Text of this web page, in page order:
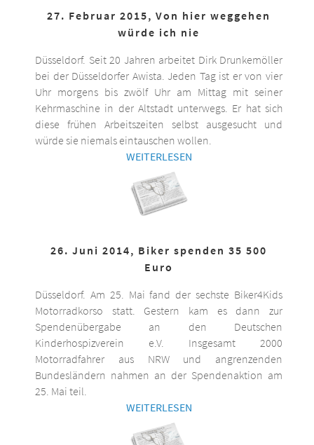
27. Februar 2015, Von hier weggehen
würde ich nie
Düsseldorf. Seit 20 Jahren arbeitet Dirk Drunkemöller
bei der Düsseldorfer Awista. Jeden Tag ist er von vier
Uhr morgens bis zwölf Uhr am Mittag mit seiner
Kehrmaschine in der Altstadt unterwegs. Er hat sich
diese frühen Arbeitszeiten selbst ausgesucht und
würde sie niemals eintauschen wollen.
WEITERLESEN
26. Juni 2014, Biker spenden 35 500
Euro
Düsseldorf. Am 25. Mai fand der sechste Biker4Kids
Motorradkorso statt. Gestern kam es dann zur
Spendenübergabe an den Deutschen
Kinderhospizverein e.V. Insgesamt 2000
Motorradfahrer aus NRW und angrenzenden
Bundesländern nahmen an der Spendenaktion am
25. Mai teil.
WEITERLESEN